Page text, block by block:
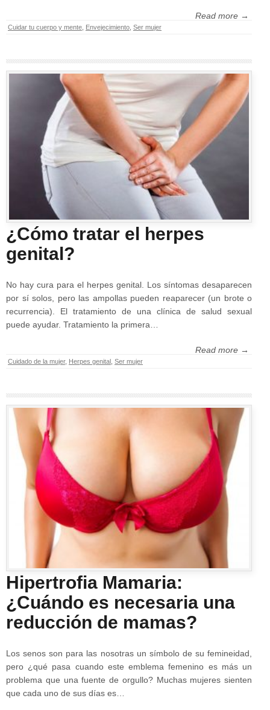
Read more →
Cuidar tu cuerpo y mente Envejecimiento Ser mujer
¿Cómo tratar el herpes
genital?
No hay cura para el herpes genital. Los síntomas desaparecen
por sí solos, pero las ampollas pueden reaparecer (un brote o
recurrencia). El tratamiento de una clínica de salud sexual
puede ayudar. Tratamiento la primera…
Read more →
Cuidado de la mujer, Herpes genital , Ser mujer
Hipertrofia Mamaria:
¿Cuándo es necesaria una
reducción de mamas?
Los senos son para las nosotras un símbolo de su femineidad,
pero ¿qué pasa cuando este emblema femenino es más un
problema que una fuente de orgullo? Muchas mujeres sienten
que cada uno de sus días es…